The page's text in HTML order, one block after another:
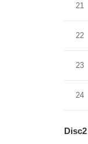
21
22
23
24
Disc2